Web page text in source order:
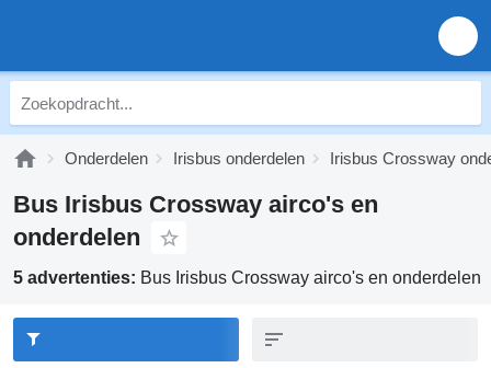
Onderdelen Irisbus onderdelen Irisbus Crossway
Bus Irisbus Crossway airco's en
onderdelen
5 advertenties: Bus Irisbus Crossway airco's en onderdelen